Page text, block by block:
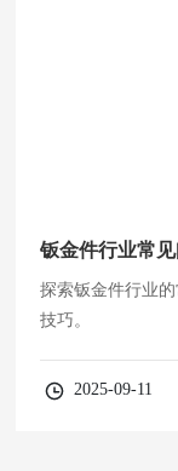
钣金件行业常
探索钣金件行业
技巧。
2025-09-11